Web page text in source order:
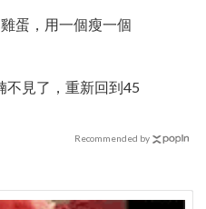
蛋，用一個瘦一個
不見了，重新回到45
Recommended by